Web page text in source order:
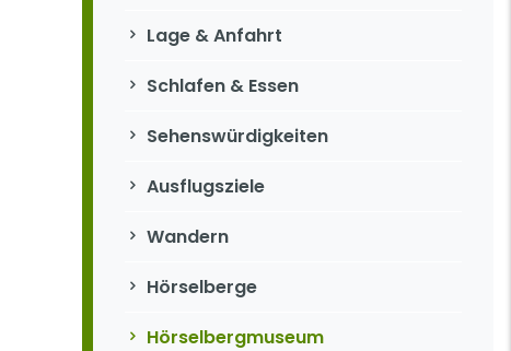
Lage & Anfahrt
Schlafen & Essen
Sehenswürdigkeiten
Ausflugsziele
Wandern
Hörselberge
Hörselbergmuseum